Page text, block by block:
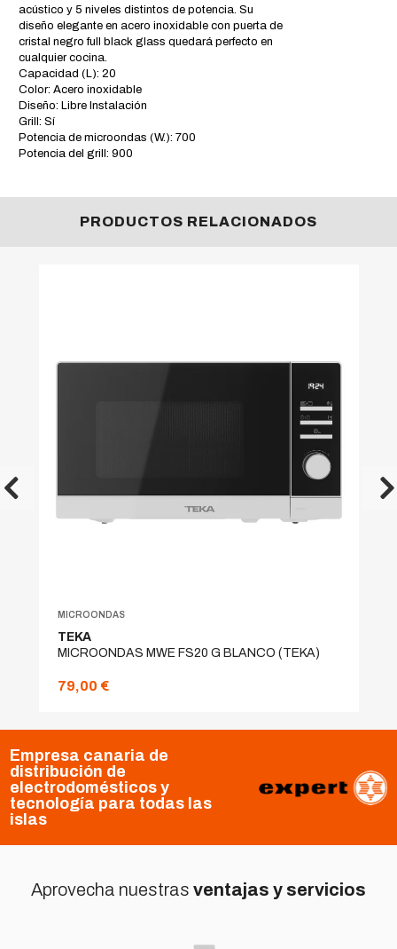
acústico y 5 niveles distintos de potencia. Su
diseño elegante en acero inoxidable con puerta de
cristal negro full black glass quedará perfecto en
cualquier cocina.
Capacidad (L): 20
Color: Acero inoxidable
Diseño: Libre Instalación
Grill: Sí
Potencia de microondas (W.): 700
Potencia del grill: 900
PRODUCTOS RELACIONADOS
MICROONDAS
TEKA
MICROONDAS MWE FS20 G BLANCO (TEKA)
79,00 €
Empresa canaria de
distribución de
electrodomésticos y
tecnología para todas las
islas
Aprovecha nuestras ventajas y servicios